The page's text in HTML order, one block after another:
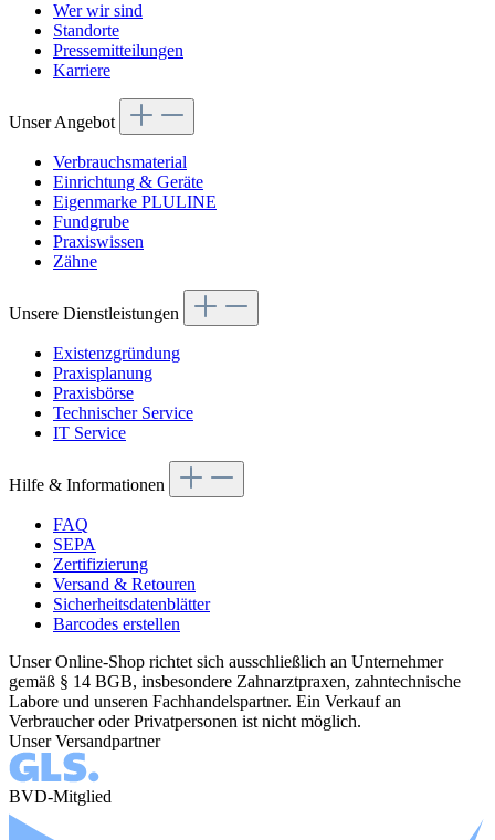
Wer wir sind
Standorte
Pressemitteilungen
Karriere
Unser Angebot
Verbrauchsmaterial
Einrichtung & Geräte
Eigenmarke PLULINE
Fundgrube
Praxiswissen
Zähne
Unsere Dienstleistungen
Existenzgründung
Praxisplanung
Praxisbörse
Technischer Service
IT Service
Hilfe & Informationen
FAQ
SEPA
Zertifizierung
Versand & Retouren
Sicherheitsdatenblätter
Barcodes erstellen
Unser Online-Shop richtet sich ausschließlich an Unternehmer
gemäß § 14 BGB, insbesondere Zahnarztpraxen, zahntechnische
Labore und unseren Fachhandelspartner. Ein Verkauf an
Verbraucher oder Privatpersonen ist nicht möglich.
Unser Versandpartner
BVD-Mitglied